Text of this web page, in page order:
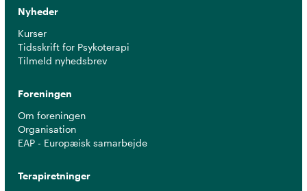
Nyheder
Kurser
Tidsskrift for Psykoterapi
Tilmeld nyhedsbrev
Foreningen
Om foreningen
Organisation
EAP - Europæisk samarbejde
Terapiretninger